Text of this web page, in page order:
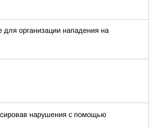
для организации нападения на
нарушения с помощью